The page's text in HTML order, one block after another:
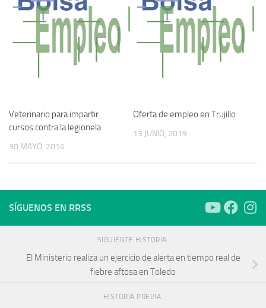
Veterinario para impartir
cursos contra la legionela
30 MAYO, 2016
Oferta de empleo en Trujillo
13 JUNIO, 2019
SÍGUENOS EN RRSS
SIGUIENTE HISTORIA
El Ministerio realiza un ejercicio de alerta en tiempo real de
fiebre aftosa en Toledo
HISTORIA PREVIA